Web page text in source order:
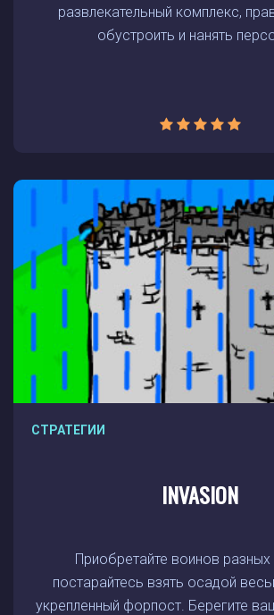
развлекательный комплекс,
обустроить и нанять
СТРАТЕГИИ
INVASION
Приобретайте воинов разных
постарайтесь взять осадой
укрепленный форпост. Берегите